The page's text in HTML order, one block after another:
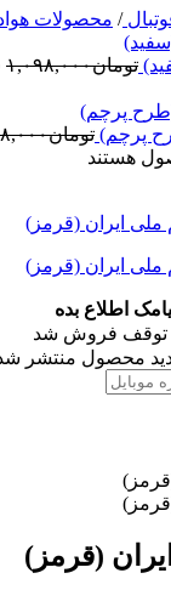
/ محصولات
تومان۱,۰۹۸,۰۰۰
پرچم) تومان
هستند
اطلاع بده
توقف فروش شد
محصول منتشر
(قرمز)